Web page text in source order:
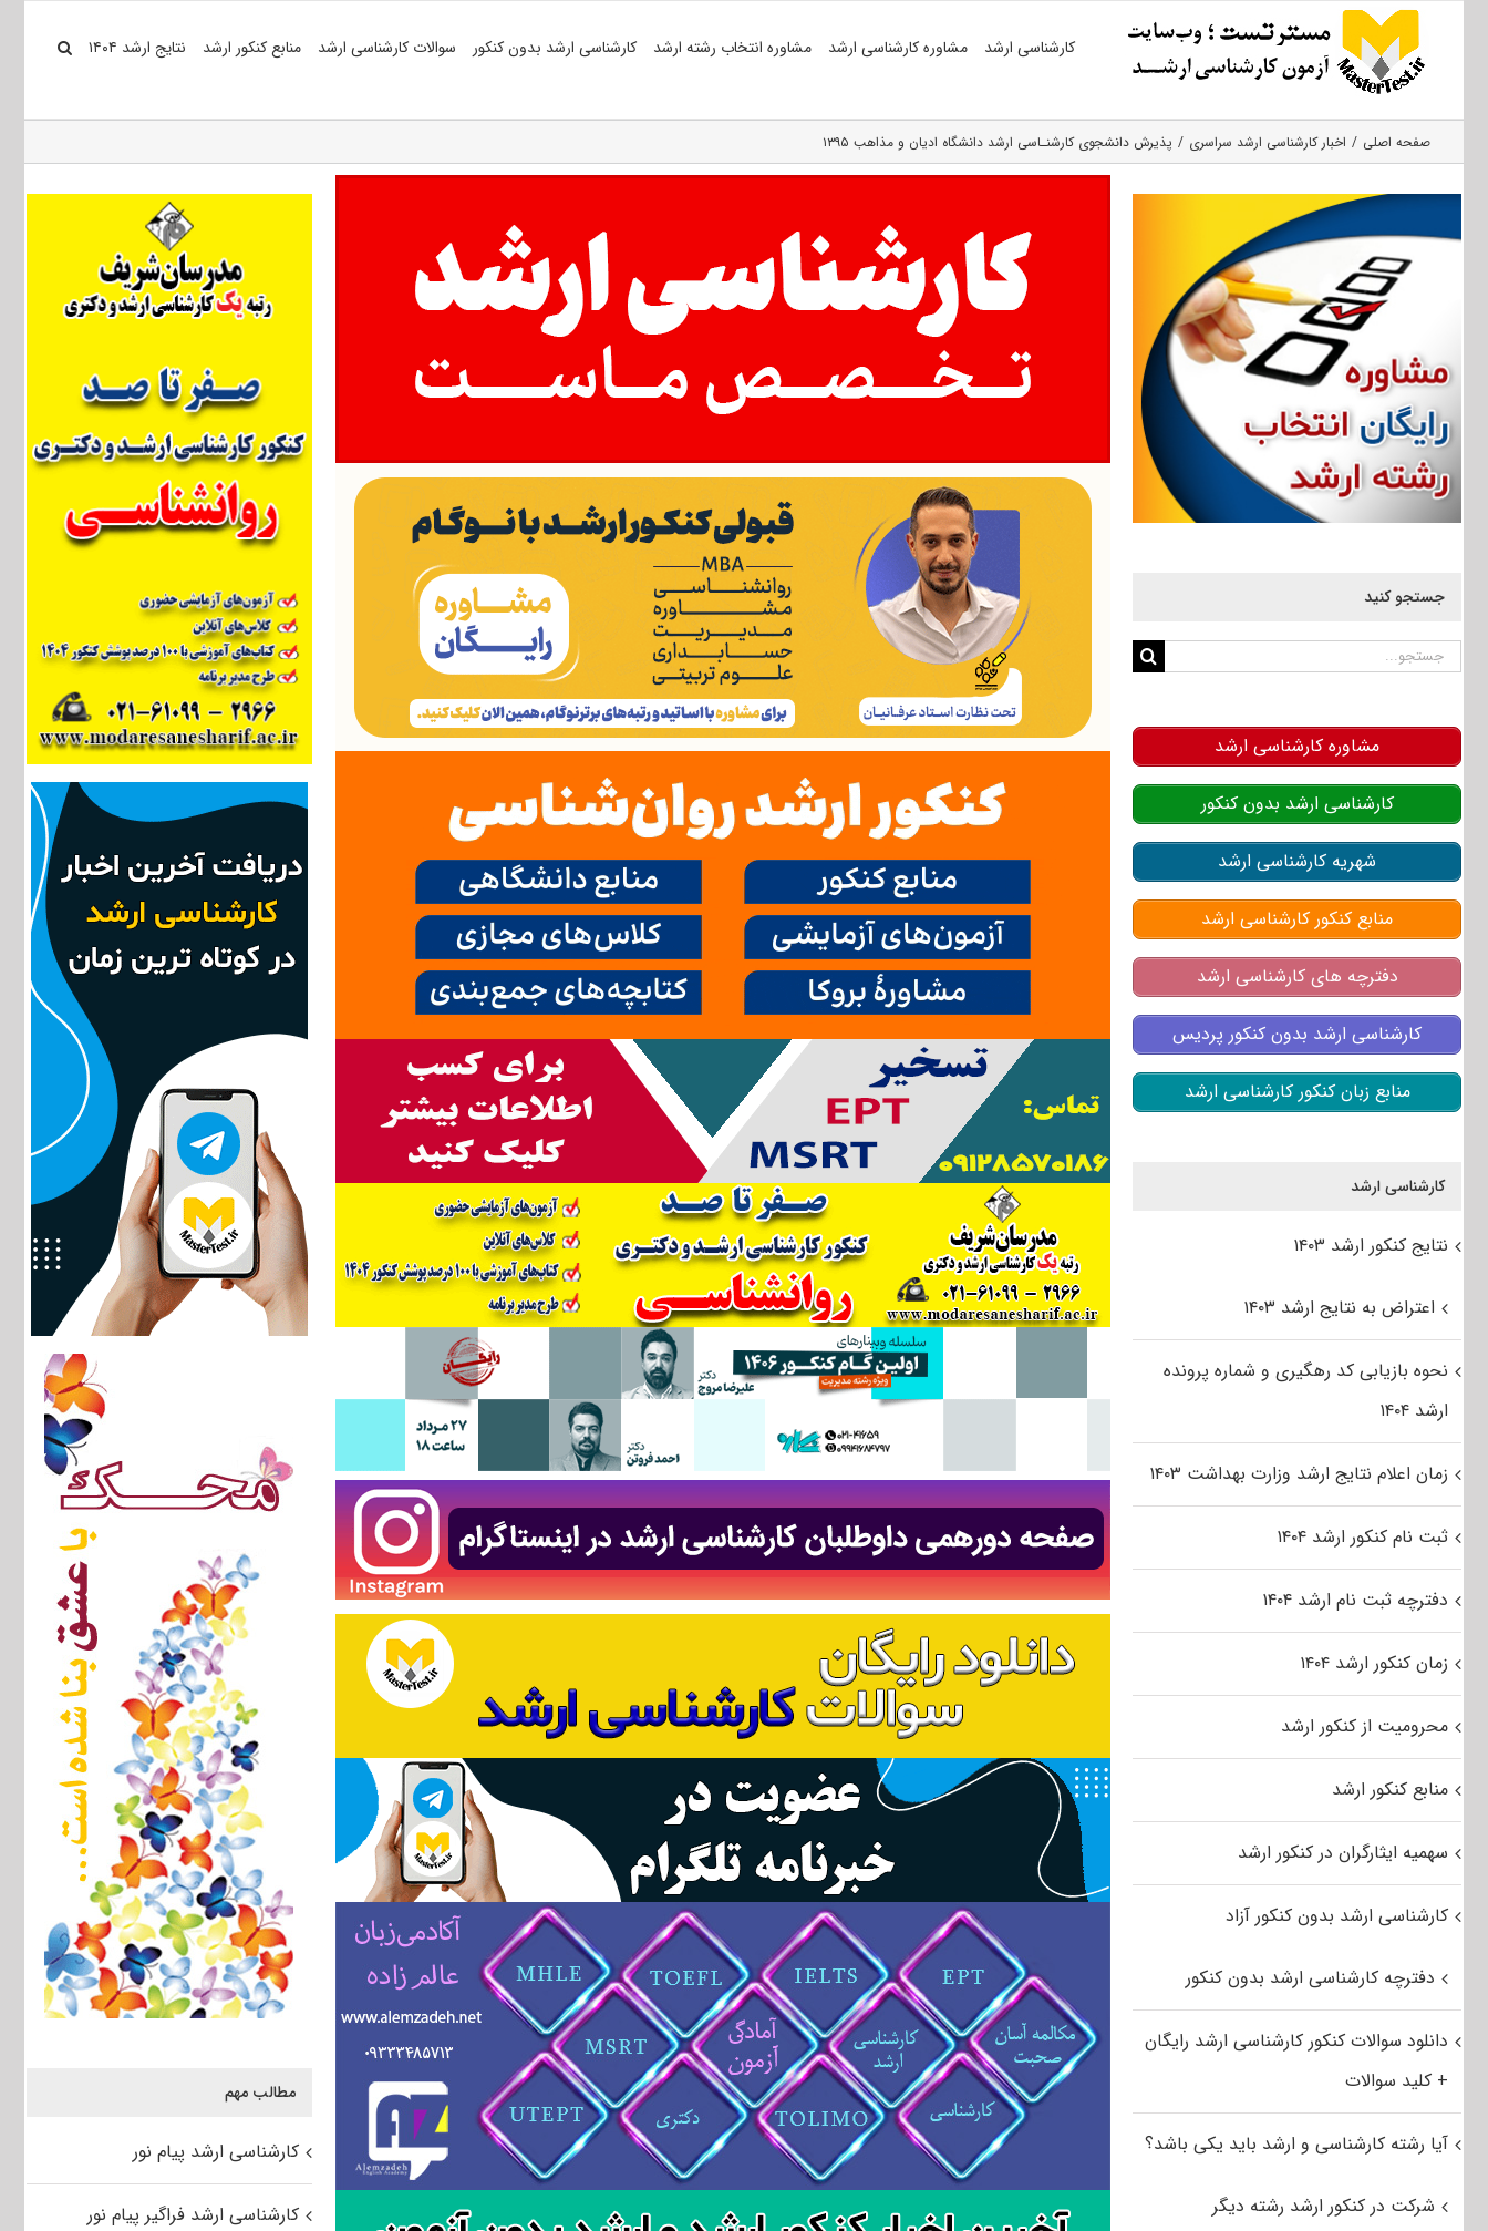
کارشناسی ارشد مشاوره کارشناسی ارشد مشاوره انتخاب رشته ارشد کارشناسی ارشد بدون کنکور سوالات کارشناسی ارشد منابع کنکور ارشد نتایج ارشد ۱۴۰۴
صفحه اصلی اخبار کارشناسی ارشد سراسری پذیرش دانشجوی کارشنـاسی ارشد دانشگاه ادیان و مذاهب ۱۳۹۵
مطالب مهم
کارشناسی ارشد پیام نور
کارشناسی ارشد فراگیر پیام نور
جستجو کنید
جستجو
مشاوره کارشناسی ارشد
کارشناسی ارشد بدون کنکور
شهریه کارشناسی ارشد
منابع کنکور کارشناسی ارشد
دفترچه های کارشناسی ارشد
کارشناسی ارشد بدون کنکور پردیس
منابع زبان کنکور کارشناسی ارشد
کارشناسی ارشد
نتایج کنکور ارشد ۱۴۰۳
اعتراض به نتایج ارشد ۱۴۰۳
نحوه بازیابی کد رهگیری و شماره پرونده
ارشد ۱۴۰۴
زمان اعلام نتایج ارشد وزارت بهداشت ۱۴۰۳
ثبت نام کنکور ارشد ۱۴۰۴
دفترچه ثبت نام ارشد ۱۴۰۴
زمان کنکور ارشد ۱۴۰۴
محرومیت از کنکور ارشد
منابع کنکور ارشد
سهمیه ایثارگران در کنکور ارشد
کارشناسی ارشد بدون کنکور آزاد
دفترچه کارشناسی ارشد بدون کنکور
دانلود سوالات کنکور کارشناسی ارشد رایگان
+ کلید سوالات
آیا رشته کارشناسی و ارشد باید یکی باشد؟
شرکت در کنکور ارشد رشته دیگر